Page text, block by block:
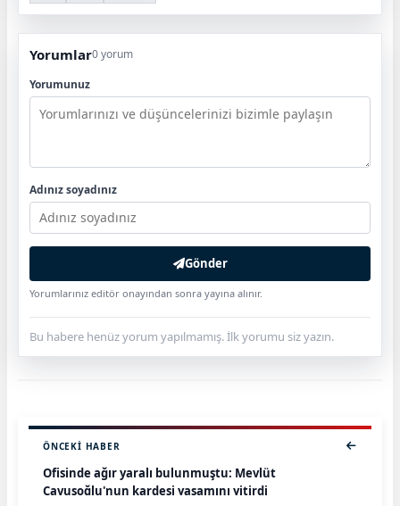
Yorumlar0 yorum
Yorumunuz
Adınız soyadınız
Gönder
Yorumlarınız editör onayından sonra yayına alınır.
Bu habere henüz yorum yapılmamış. İlk yorumu siz yazın.
ÖNCEKI HABER
Ofisinde ağır yaralı bulunmuştu: Mevlüt
Çavuşoğlu'nun kardeşi yaşamını yitirdi